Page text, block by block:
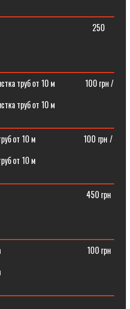
от⠀⠀⠀⠀⠀⠀⠀⠀⠀⠀⠀⠀⠀⠀⠀⠀250
труб от 10 м⠀⠀⠀⠀⠀100 грн /
труб от 10 м
труб от 10 м⠀⠀⠀⠀⠀⠀⠀⠀100 грн /
от 10 м
грн
⠀⠀⠀⠀⠀⠀⠀⠀⠀⠀⠀⠀⠀⠀100 грн